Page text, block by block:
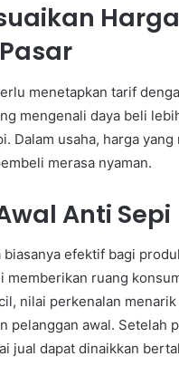
menetapkan tarif
mengenali daya beli
Dalam usaha, harga yang
merasa nyaman.
Anti Sepi
biasanya efektif bagi
memberikan ruang
nilai perkenalan
pelanggan awal. Setelah
jual dapat dinaikkan